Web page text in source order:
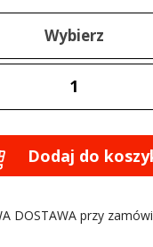
Wybierz
Dodaj do
DOSTAWA przy